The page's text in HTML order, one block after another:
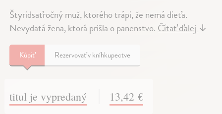
Štyridsaťročný muž, ktorého trápi, že nemá dieťa.
Nevydatá žena, ktorá prišla o panenstvo.Čítať ďalej↓
Kúpiť Rezervovať v kníhkupectve
titul je vypredaný 13,42 €